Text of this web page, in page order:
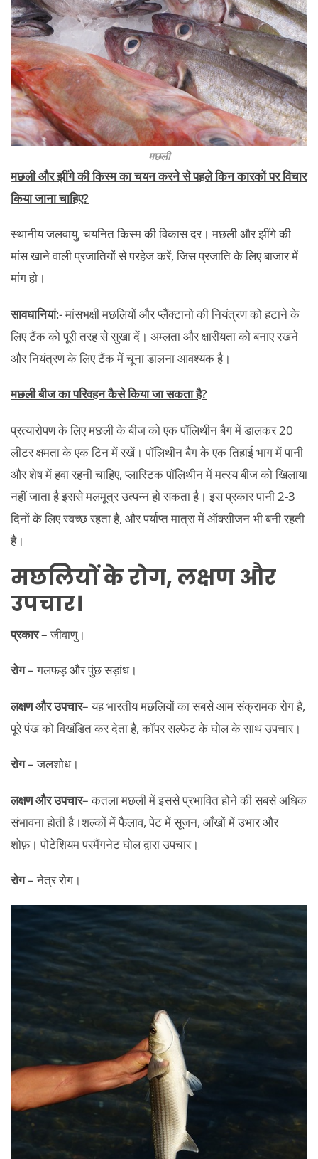
मछली
मछली और झींगे की किस्म का चयन करने से पहले किन कारकों पर विचार
किया जाना चाहिए?
स्थानीय जलवायु, चयनित किस्म की विकास दर। मछली और झींगे की
मांस खाने वाली प्रजातियों से परहेज करें, जिस प्रजाति के लिए बाजार में
मांग हो।
सावधानियां:- मांसभक्षी मछलियों और प्लैंक्टानो की नियंत्रण को हटाने के
लिए टैंक को पूरी तरह से सुखा दें। अम्लता और क्षारीयता को बनाए रखने
और नियंत्रण के लिए टैंक में चूना डालना आवश्यक है।
मछली बीज का परिवहन कैसे किया जा सकता है?
प्रत्यारोपण के लिए मछली के बीज को एक पॉलिथीन बैग में डालकर 20
लीटर क्षमता के एक टिन में रखें। पॉलिथीन बैग के एक तिहाई भाग में पानी
और शेष में हवा रहनी चाहिए, प्लास्टिक पॉलिथीन में मत्स्य बीज को खिलाया
नहीं जाता है इससे मलमूत्र उत्पन्न हो सकता है। इस प्रकार पानी 2-3
दिनों के लिए स्वच्छ रहता है, और पर्याप्त मात्रा में ऑक्सीजन भी बनी रहती
है।
मछलियों के रोग,लक्षण और
उपचार।
प्रकार– जीवाणु।
रोग– गलफड़ और पुंछ सड़ांध।
लक्षण और उपचार– यह भारतीय मछलियों का सबसे आम संक्रामक रोग है,
पूरे पंख को विखंडित कर देता है, कॉपर सल्फेट के घोल के साथ उपचार।
रोग– जलशोध।
लक्षण और उपचार– कतला मछली में इससे प्रभावित होने की सबसे अधिक
संभावना होती है।शल्कों में फैलाव, पेट में सूजन, आँखों में उभार और
शोफ़। पोटेशियम परमैंगनेट घोल द्वारा उपचार।
रोग– नेत्र रोग।